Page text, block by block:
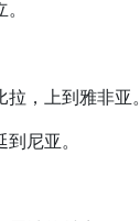
，上到雅非亚。
尼亚。